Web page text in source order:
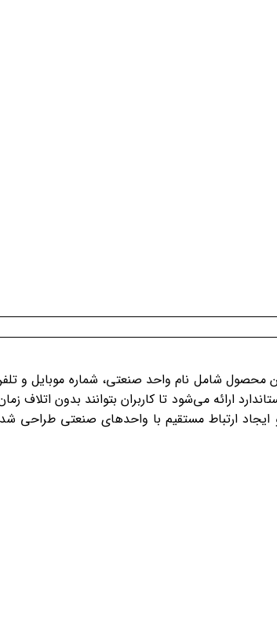
محصول شامل نام واحد صنعتی، شماره موبایل و
ارائه می‌شود تا کاربران بتوانند بدون اتلاف
ایجاد ارتباط مستقیم با واحدهای صنعتی طراحی